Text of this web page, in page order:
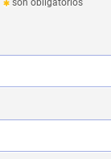
son obligatorios